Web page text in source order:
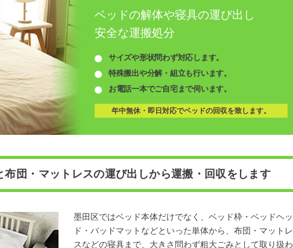
ベッドの解体や寝具の運び出し
安全な運搬処分
サイズや形状問わず対応します。
特殊搬出や分解・組立も行います。
お電話一本でご自宅まで伺います。
年中無休・即日対応でベッドの回収を致します。
布団・マットレスの運び出しから運搬・回収をします
墨田区ではベッド本体だけでなく、ベッド枠・ベッドヘッ
ド・バッドマットなどといった単体から、布団・マットレ
スなどの寝具まで、大きさ問わず粗大ごみとして取り扱わ